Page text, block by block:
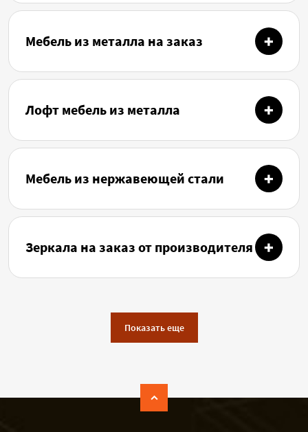
Мебель из металла на заказ
Лофт мебель из металла
Мебель из нержавеющей стали
Зеркала на заказ от производителя
Показать еще